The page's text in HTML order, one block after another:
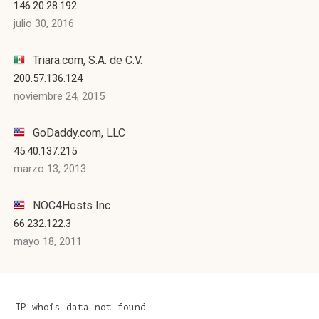
146.20.28.192
julio 30, 2016
Triara.com, S.A. de C.V.
200.57.136.124
noviembre 24, 2015
GoDaddy.com, LLC
45.40.137.215
marzo 13, 2013
NOC4Hosts Inc
66.232.122.3
mayo 18, 2011
IP whois data not found